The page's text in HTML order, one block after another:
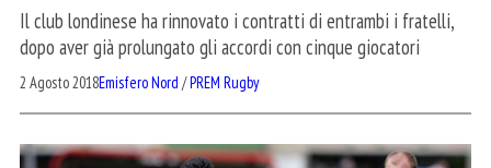
Il club londinese ha rinnovato i contratti di entrambi i fratelli,
dopo aver già prolungato gli accordi con cinque giocatori
2 Agosto 2018Emisfero Nord /PREM Rugby